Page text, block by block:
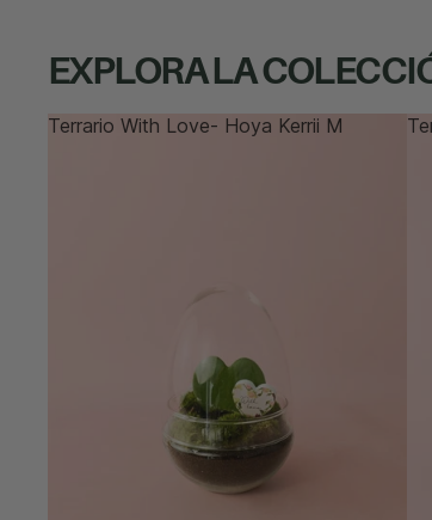
EXPLORA LA
Terrario With Love- Hoya Kerrii M